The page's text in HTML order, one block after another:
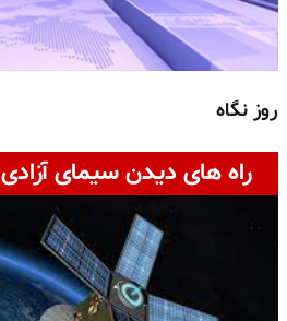
روز نگاه
راه های دیدن سیمای آزادی